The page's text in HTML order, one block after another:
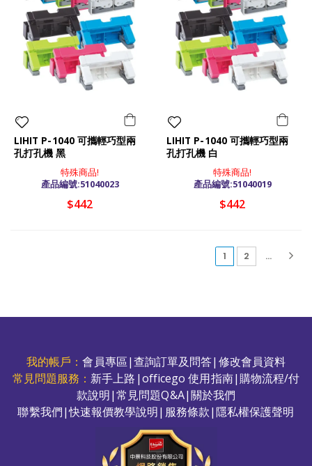
LIHIT P-1040 可攜輕巧型兩
孔打孔機 黑
特殊商品!
產品編號:51040023
$442
LIHIT P-1040 可攜輕巧型兩
孔打孔機 白
特殊商品!
產品編號:51040019
$442
1 (current)
2 ...
我的帳戶：會員專區|查詢訂單及問答| 修改會員資料
常見問題服務： 新手上路 |officego 使用指南|購物流程/付
款說明|常見問題Q&A|關於我們
聯繫我們|快速報價教學說明| 服務條款|隱私權保護聲明